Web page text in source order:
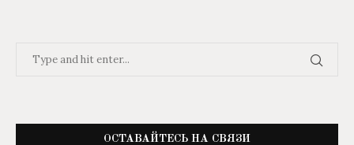
ОСТАВАЙТЕСЬ НА СВЯЗИ